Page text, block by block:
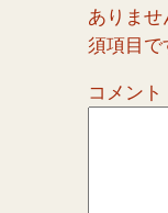
ありませ
須項目で
コメント